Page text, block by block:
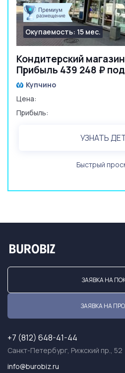
Кондитерский
Прибыль 439 248 ₽
Окупаемость: 15 мес.
Купчино
Цена:
Прибыль:
УЗНАТЬ
Быстрый
ЗАЯВКА НА
ЗАЯВКА НА
+7 (812) 648-41-44
Санкт-Петербург, Рижский пр., 52
info@burobiz.ru